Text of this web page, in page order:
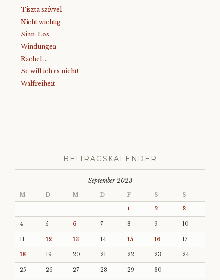
Tiszta szívvel
Nicht wichtig
Sinn-Los
Windungen
Rachel …
So will ich es nicht!
Walfreiheit
BEITRAGSKALENDER
September 2023
M D M D F S S
1 2 3
4 5 6 7 8 9 10
11 12 13 14 15 16 17
18 19 20 21 22 23 24
25 26 27 28 29 30